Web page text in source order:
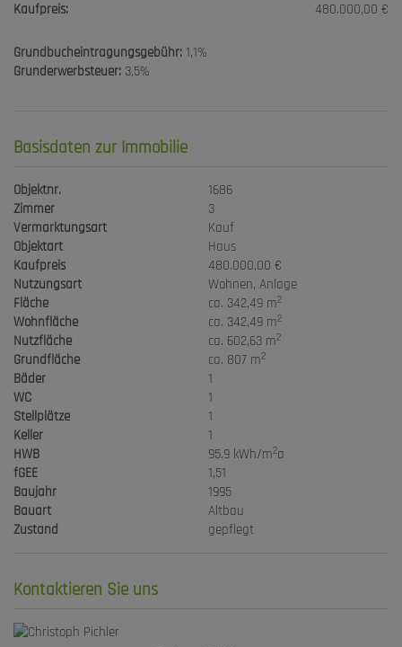
Kaufpreis: 480.000,00 €
Grundbucheintragungsgebühr: 1,1%
Grunderwerbsteuer: 3,5%
Basisdaten zur Immobilie
Objektnr.
1686
Zimmer
3
Vermarktungsart
Kauf
Objektart
Haus
Kaufpreis
480.000,00 €
Nutzungsart
Wohnen Anlage
Fläche
ca. 342,49 m2
Wohnfläche ca. 342,49 m2
Nutzfläche ca. 602,63 m2
Grundfläche ca. 807 m2
Bäder
1
WC
1
Stellplätze
1
Keller
1
HWB
95.9 kWh/m2a
fGEE
1,51
Baujahr
1995
Bauart
Altbau
Zustand
gepflegt
Kontaktieren Sie uns